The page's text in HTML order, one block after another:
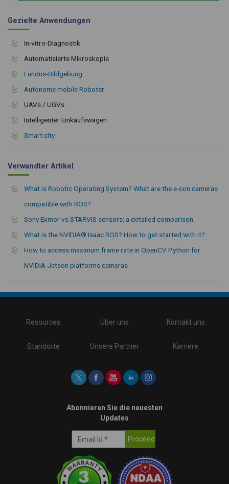
Gezielte Anwendungen
In-vitro-Diagnostik
Automatisierte Mikroskopie
Fundus-Bildgebung
Autonome mobile Roboter
UAVs / UGVs
Intelligenter Einkaufswagen
Smart city
Verwandter Artikel
What is Robotic Operating System? What are the e-con cameras
compatible with ROS?
Sony Exmor vs STARVIS sensors; a detailed comparison
What is the NVIDIA® Isaac ROS? How to get started with it?
How to access maximum frame rate in OpenCV Python for
NVIDIA Jetson platforms cameras
Resources Über uns Kontakt uns
Standorte Unsere Partner Karriere
Abonnieren Sie die neuesten
Updates
\